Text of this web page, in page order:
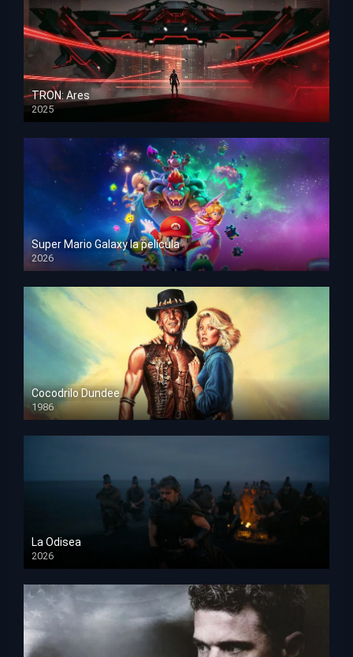
TRON: Ares
2025
HD 1080p
Super Mario Galaxy la película
2026
HD 1080p
Cocodrilo Dundee
1986
HD 1080p
La Odisea
2026
TS Screener